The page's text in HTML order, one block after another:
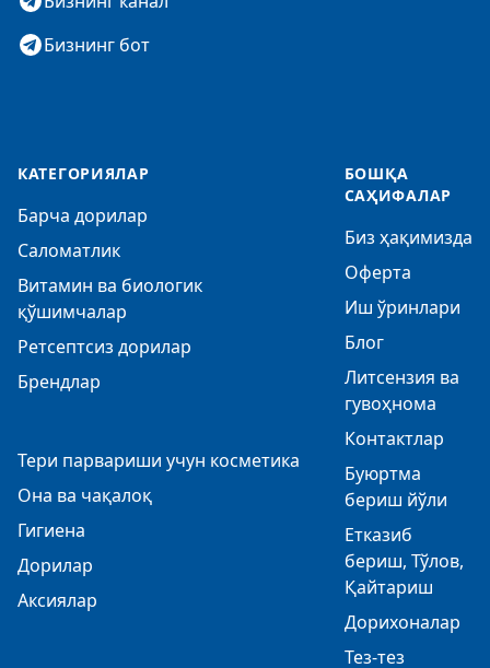
Бизнинг бот
КАТЕГОРИЯЛАР
Барча дорилар
Саломатлик
Витамин ва биологик
қўшимчалар
Ретсептсиз дорилар
Брендлар
Тери парвариши учун косметика
Она ва чақалоқ
Гигиена
Дорилар
Аксиялар
БОШҚА
САҲИФАЛАР
Биз ҳақимизда
Оферта
Иш ўринлари
Блог
Литсензия ва
гувоҳнома
Контактлар
Буюртма
бериш йўли
Етказиб
бериш, Тўлов,
Қайтариш
Дорихоналар
Тез-тез